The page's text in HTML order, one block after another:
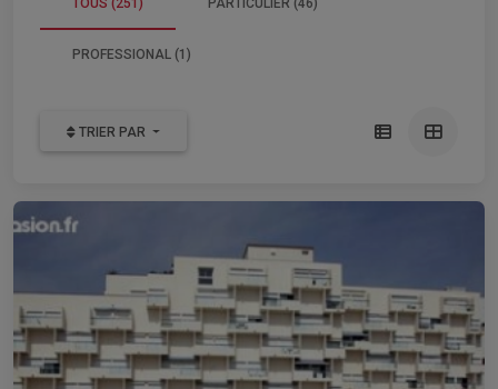
PROFESSIONAL (1)
TRIER PAR